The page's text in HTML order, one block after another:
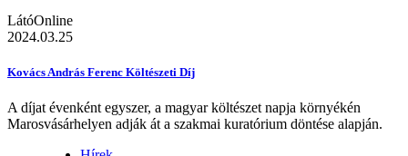
LátóOnline
2024.03.25
Kovács András Ferenc Költészeti Díj
A díjat évenként egyszer, a magyar költészet napja környékén
Marosvásárhelyen adják át a szakmai kuratórium döntése alapján.